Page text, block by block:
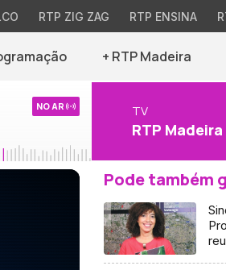
RTP ZIG ZAG RTP ENSINA
+ RTP Madeira
NO AR TV
RTP Madeira
Pode também